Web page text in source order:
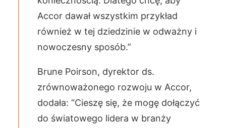
Accor dawał wszystkim przykład
również w tej dziedzinie w odważny i
nowoczesny sposób.”
Brune Poirson, dyrektor ds.
zrównoważonego rozwoju w Accor,
dodała: “Cieszę się, że mogę dołączyć
do światowego lidera w branży